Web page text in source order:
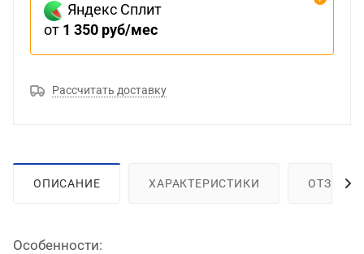
Яндекс Сплит
от 1 350 руб/мес
Рассчитать доставку
ОПИСАНИЕ ХАРАКТЕРИСТИКИ ОТЗЫВЫ
Особенности: